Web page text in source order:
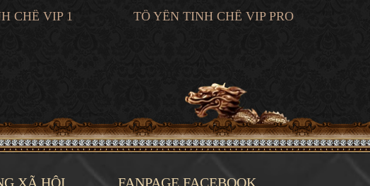
CHẾ VIP 1 TỔ YẾN TINH CHẾ VIP PRO
XÃ HỘI FANPAGE FACEBOOK